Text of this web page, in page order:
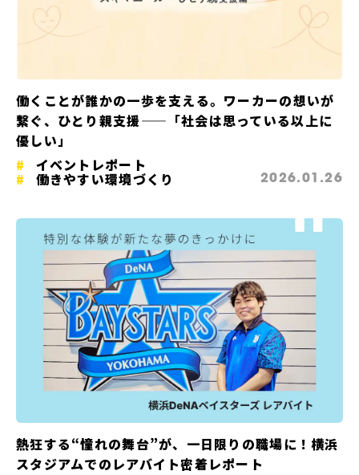
働くことが誰かの一歩を支える。ワーカーの想いが
繋ぐ、ひとり親支援——「社会は思っている以上に
優しい」
イベントレポート
働きやすい環境づくり 2026.01.26
熱狂する“憧れの舞台”が、一日限りの職場に！横浜
スタジアムでのレアバイト密着レポート